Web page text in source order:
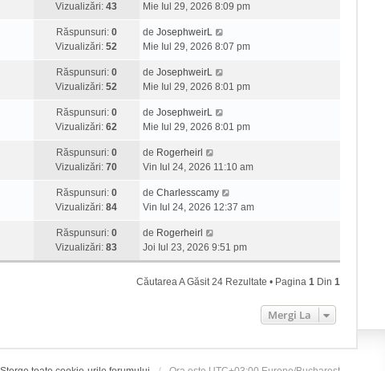
Vizualizări:43
Mie Iul 29, 2026 8:09 pm
Răspunsuri: 0
Vizualizări:52
de JosephweirL
Mie Iul 29, 2026 8:07 pm
Răspunsuri: 0
Vizualizări:52
de JosephweirL
Mie Iul 29, 2026 8:01 pm
Răspunsuri: 0
Vizualizări:62
de JosephweirL
Mie Iul 29, 2026 8:01 pm
Răspunsuri: 0
Vizualizări:70
de Rogerheirl
Vin Iul 24, 2026 11:10 am
Răspunsuri: 0
Vizualizări:84
de Charlesscamy
Vin Iul 24, 2026 12:37 am
Răspunsuri: 0
Vizualizări:83
de Rogerheirl
Joi Iul 23, 2026 9:51 pm
Căutarea A Găsit 24 Rezultate • Pagina1 Din1
Mergi La